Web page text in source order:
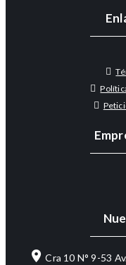
Cra 10 N° 9-53